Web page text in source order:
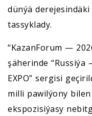
dünýä
tassyklady.
“KazanForum —
şäherinde “Russiýa
EXPO” sergisi
milli pawilýony
ekspozisiýasy